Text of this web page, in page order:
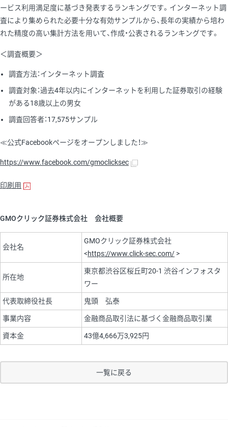
ービス利用満足度に基づき発表するランキングです。インターネット調
査により集められた必要十分な有効サンプルから、長年の実績から培わ
れた精度の高い集計方法を用いて、作成・公表されるランキングです。
＜調査概要＞
調査方法：インターネット調査
調査対象：過去4年以内にインターネットを利用した証券取引の経験
がある18歳以上の男女
調査回答者：17,575サンプル
≪公式Facebookページをオープンしました！≫
https://www.facebook.com/gmoclicksec
印刷用
GMOクリック証券株式会社 会社概要
会社名
GMOクリック証券株式会社
<https://www.click-sec.com/ >
所在地
東京都渋谷区桜丘町20-1 渋谷インフォスタ
ワー
代表取締役社長 鬼頭 弘泰
事業内容 金融商品取引法に基づく金融商品取引業
資本金 43億4,666万3,925円
一覧に戻る